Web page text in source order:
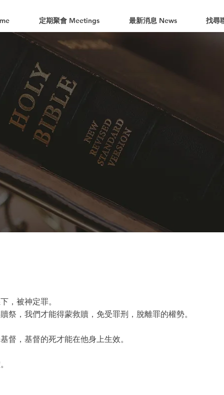
定期聚會 Meetings 最新消息 News 找尋
，被神定罪。
，我們才能得蒙救贖，免受罪刑，脫離罪的權勢。
督，基督的死才能在他身上生效。